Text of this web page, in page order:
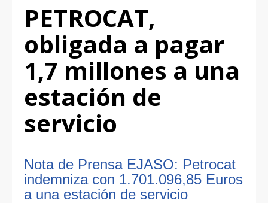
PETROCAT,
obligada a pagar
1,7 millones a una
estación de
servicio
Nota de Prensa EJASO: Petrocat
indemniza con 1.701.096,85 Euros
a una estación de servicio